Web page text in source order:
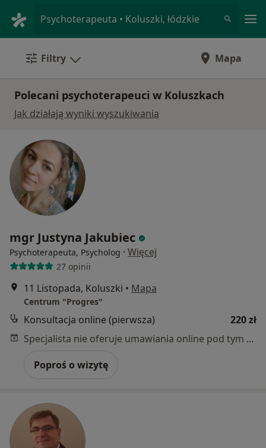
Psychoterapeuta • Koluszki, łódzkie
Filtry Mapa
Polecani psychoterapeuci w Koluszkach
Jak działają wyniki wyszukiwania
mgr Justyna Jakubiec
Psychoterapeuta, Psycholog · Więcej
27 opinii
11 Listopada, Koluszki • Mapa
Centrum "Progres"
Konsultacja online (pierwsza)
220 zł
Specjalista nie oferuje umawiania online pod tym adresem.
Poproś o wizytę